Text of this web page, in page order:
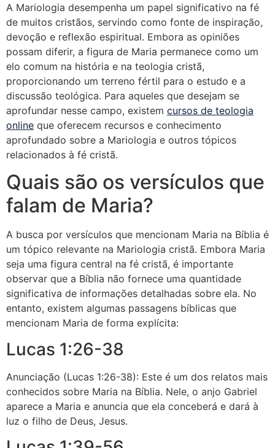
A Mariologia desempenha um papel significativo na fé
de muitos cristãos, servindo como fonte de inspiração,
devoção e reflexão espiritual. Embora as opiniões
possam diferir, a figura de Maria permanece como um
elo comum na história e na teologia cristã,
proporcionando um terreno fértil para o estudo e a
discussão teológica. Para aqueles que desejam se
aprofundar nesse campo, existem cursos de teologia
online que oferecem recursos e conhecimento
aprofundado sobre a Mariologia e outros tópicos
relacionados à fé cristã.
Quais são os versículos que
falam de Maria?
A busca por versículos que mencionam Maria na Bíblia é
um tópico relevante na Mariologia cristã. Embora Maria
seja uma figura central na fé cristã, é importante
observar que a Bíblia não fornece uma quantidade
significativa de informações detalhadas sobre ela. No
entanto, existem algumas passagens bíblicas que
mencionam Maria de forma explícita:
Lucas 1:26-38
Anunciação (Lucas 1:26-38): Este é um dos relatos mais
conhecidos sobre Maria na Bíblia. Nele, o anjo Gabriel
aparece a Maria e anuncia que ela conceberá e dará à
luz o filho de Deus, Jesus.